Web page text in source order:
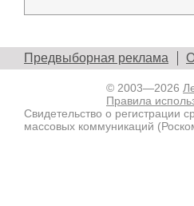
Предвыборная реклама
© 2003—2026
Правила
Свидетельство о
массовых коммуникаций